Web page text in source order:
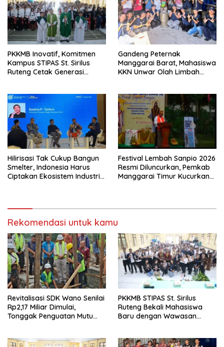
PKKMB Inovatif, Komitmen
Kampus STIPAS St. Sirilus
Ruteng Cetak Generasi
Gandeng Peternak
Manggarai Barat, Mahasiswa
KKN Unwar Olah Limbah
Hilirisasi Tak Cukup Bangun
Smelter, Indonesia Harus
Ciptakan Ekosistem Industri
Festival Lembah Sanpio 2026
Resmi Diluncurkan, Pemkab
Manggarai Timur Kucurkan
Rekomendasi untuk kamu
Revitalisasi SDK Wano Senilai
Rp2,17 Miliar Dimulai,
Tonggak Penguatan Mutu
PKKMB STIPAS St. Sirilus
Ruteng Bekali Mahasiswa
Baru dengan Wawasan